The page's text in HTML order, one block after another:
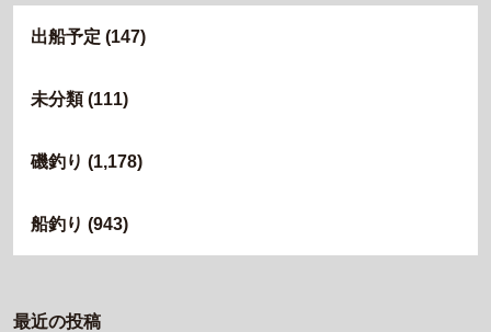
出船予定 (147)
未分類(111)
磯釣り (1,178)
船釣り (943)
最近の投稿